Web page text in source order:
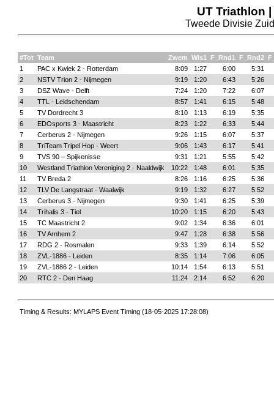
UT Triathlon
Tweede Divisie
#Tot Team Zwem Wis1 F_Rnd1 F_Rnd2
1
PAC x Kwiek 2 - Rotterdam 8:09 1:27 6:00
5:31
2
NSTV Trion 2 - Nijmegen 9:19 1:20 6:43
5:26
3
DSZ Wave - Delft 7:24 1:20 7:22
6:07
4
TTL - Leidschendam 8:57 1:41 6:15
5:48
5
TV Dordrecht 3 8:10 1:13 6:19
5:35
6
EDOsports 3 - Maastricht 8:23 1:22 6:33
5:44
7
Cerberus 2 - Nijmegen 9:26 1:15 6:07
5:37
8
TriTeam Tripel Hop - Weert 9:06 1:43 6:17
5:41
9
TVS 90 – Spijkenisse 9:31 1:21 5:55
5:42
10
Westland Triathlon Vereniging 2 - Naaldwijk 10:22 1:48 6:01
5:35
11
TV Breda 2 8:26 1:16 6:25
5:36
12
TLV De Langstraat - Waalwijk 9:19 1:32 6:27
5:52
13
Cerberus 3 - Nijmegen 9:30 1:41 6:25
5:39
14
Trihalis 3 - Tiel 10:20 1:15 6:20
5:43
15
TC Maastricht 2 9:02 1:34 6:36
6:01
16
TV Arnhem 2 9:47 1:28 6:38
5:56
17
RDG 2 - Rosmalen 9:33 1:39 6:14
5:52
18
ZVL-1886 - Leiden 8:35 1:14 7:06
6:05
19
ZVL-1886 2 - Leiden 10:14 1:54 6:13
5:51
20
RTC 2 - Den Haag 11:24 2:14 6:52 6:20
Timing & Results: MYLAPS Event Timing (18-05-2025 17:28:08)